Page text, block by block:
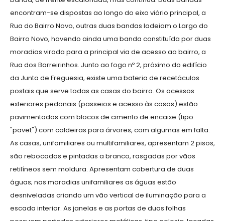
encontram-se dispostas ao longo do eixo viário principal, a
Rua do Bairro Novo, outras duas bandas ladeiam o Largo do
Bairro Novo, havendo ainda uma banda constituída por duas
moradias virada para a principal via de acesso ao bairro, a
Rua dos Barreirinhos. Junto ao fogo nº 2, próximo do edifício
da Junta de Freguesia, existe uma bateria de recetáculos
postais que serve todas as casas do bairro. Os acessos
exteriores pedonais (passeios e acesso às casas) estão
pavimentados com blocos de cimento de encaixe (tipo
"pavet") com caldeiras para árvores, com algumas em falta.
As casas, unifamiliares ou multifamiliares, apresentam 2 pisos,
são rebocadas e pintadas a branco, rasgadas por vãos
retilíneos sem moldura. Apresentam cobertura de duas
águas; nas moradias unifamiliares as águas estão
desniveladas criando um vão vertical de iluminação para a
escada interior. As janelas e as portas de duas folhas